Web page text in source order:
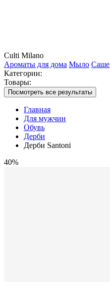
Culti Milano
Ароматы для дома Мыло Саше
Категории:
Товары:
Посмотреть все результаты
Главная
Для мужчин
Обувь
Дерби
Дерби Santoni
40%